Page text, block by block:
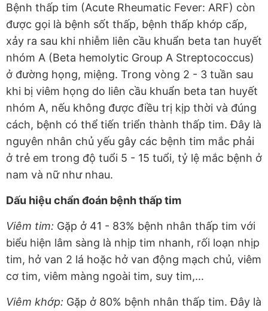
Bệnh thấp tim (Acute Rheumatic Fever: ARF) còn
được gọi là bệnh sốt thấp, bệnh thấp khớp cấp,
xảy ra sau khi nhiễm liên cầu khuẩn beta tan huyết
nhóm A (Beta hemolytic Group A Streptococcus)
ở đường họng, miệng. Trong vòng 2 - 3 tuần sau
khi bị viêm họng do liên cầu khuẩn beta tan huyết
nhóm A, nếu không được điều trị kịp thời và đúng
cách, bệnh có thể tiến triển thành thấp tim. Đây là
nguyên nhân chủ yếu gây các bệnh tim mắc phải
ở trẻ em trong độ tuổi 5 - 15 tuổi, tỷ lệ mắc bệnh ở
nam và nữ như nhau.
Dấu hiệu chẩn đoán bệnh thấp tim
Viêm tim: Gặp ở 41 - 83% bệnh nhân thấp tim với
biểu hiện lâm sàng là nhịp tim nhanh, rối loạn nhịp
tim, hở van 2 lá hoặc hở van động mạch chủ, viêm
cơ tim, viêm màng ngoài tim, suy tim,...
Viêm khớp: Gặp ở 80% bệnh nhân thấp tim. Đây là